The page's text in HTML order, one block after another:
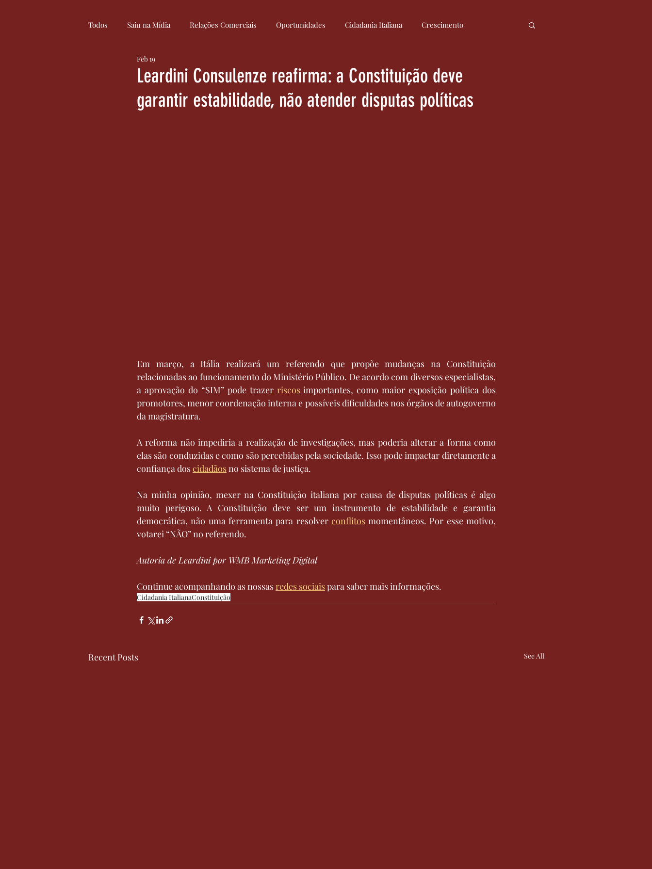
Todos Saiu na Mídia Relações Comerciais Oportunidades Cidadania Italiana Crescimento
Curiosidades
Inovação
Leardini Consulenze reafirma: a Constituição deve
garantir estabilidade, não atender disputas políticas
Feb 19
Em março, a Itália realizará um referendo que propõe mudanças na Constituição
relacionadas ao funcionamento do Ministério Público. De acordo com diversos especialistas,
a aprovação do “SIM” pode trazer riscos importantes, como maior exposição política dos
promotores, menor coordenação interna e possíveis dificuldades nos órgãos de autogoverno
da magistratura.
A reforma não impediria a realização de investigações, mas poderia alterar a forma como
elas são conduzidas e como são percebidas pela sociedade. Isso pode impactar diretamente a
confiança dos cidadãos no sistema de justiça.
Na minha opinião, mexer na Constituição italiana por causa de disputas políticas é algo
muito perigoso. A Constituição deve ser um instrumento de estabilidade e garantia
democrática, não uma ferramenta para resolver conflitos momentâneos. Por esse motivo,
votarei “NÃO” no referendo.
Autoria de Leardini por WMB Marketing Digital
Continue acompanhando as nossas redes sociais para saber mais informações.
Cidadania ItalianaConstituição
Recent Posts See All